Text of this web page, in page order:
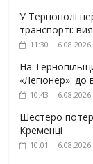
У Тернополі
транспорті:
11:30 | 6.08.2026
На
«Легіонер»:
10:43 | 6.08.2026
Шестеро
Кременці
10:01 | 6.08.2026